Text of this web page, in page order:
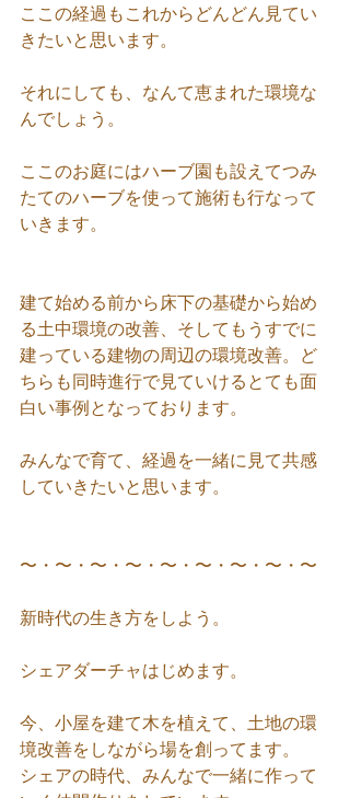
ここの経過もこれからどんどん見てい
きたいと思います。
それにしても、なんて恵まれた環境な
んでしょう。
ここのお庭にはハーブ園も設えてつみ
たてのハーブを使って施術も行なって
いきます。
建て始める前から床下の基礎から始め
る土中環境の改善、そしてもうすでに
建っている建物の周辺の環境改善。ど
ちらも同時進行で見ていけるとても面
白い事例となっております。
みんなで育て、経過を一緒に見て共感
していきたいと思います。
〜・〜・〜・〜・〜・〜・〜・〜・〜
新時代の生き方をしよう。
シェアダーチャはじめます。
今、小屋を建て木を植えて、土地の環
境改善をしながら場を創ってます。
シェアの時代、みんなで一緒に作って